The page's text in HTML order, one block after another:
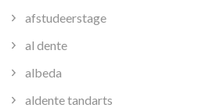
afstudeerstage
al dente
albeda
aldente tandarts